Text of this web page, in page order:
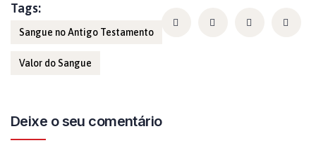
Tags:
Sangue no Antigo Testamento
Valor do Sangue
Deixe o seu comentário